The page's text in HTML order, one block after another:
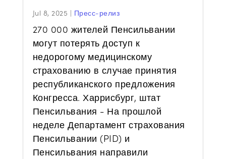
Jul 8, 2025 | Пресс-релиз
270 000 жителей Пенсильвании
могут потерять доступ к
недорогому медицинскому
страхованию в случае принятия
республиканского предложения
Конгресса. Харрисбург, штат
Пенсильвания - На прошлой
неделе Департамент страхования
Пенсильвании (PID) и
Пенсильвания направили